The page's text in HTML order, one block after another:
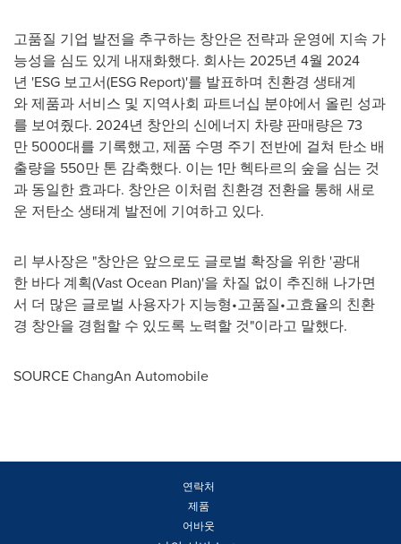
고품질 기업 발전을 추구하는 창안은 전략과 운영에 지속 가
능성을 심도 있게 내재화했다. 회사는 2025년 4월 2024
년 'ESG 보고서(ESG Report)'를 발표하며 친환경 생태계
와 제품과 서비스 및 지역사회 파트너십 분야에서 올린 성과
를 보여줬다. 2024년 창안의 신에너지 차량 판매량은 73
만 5000대를 기록했고, 제품 수명 주기 전반에 걸쳐 탄소 배
출량을 550만 톤 감축했다. 이는 1만 헥타르의 숲을 심는 것
과 동일한 효과다. 창안은 이처럼 친환경 전환을 통해 새로
운 저탄소 생태계 발전에 기여하고 있다.
리 부사장은 "창안은 앞으로도 글로벌 확장을 위한 '광대
한 바다 계획(Vast Ocean Plan)'을 차질 없이 추진해 나가면
서 더 많은 글로벌 사용자가 지능형•고품질•고효율의 친환
경 창안을 경험할 수 있도록 노력할 것"이라고 말했다.
SOURCE ChangAn Automobile
연락처
제품
어바웃